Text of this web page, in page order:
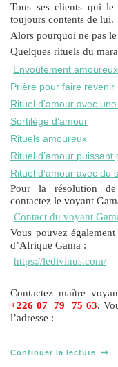
Tous ses clients qui
toujours contents de lui.
Alors pourquoi ne pas
Quelques rituels du
Envoûtement amoureux
Prière pour faire revenir
Rituel d’amour avec
Sortilège d’amour
Rituels amoureux
Rituel d’amour puissant
Rituel d’amour avec du
Pour la résolution de
contactez le voyant
Contact du voyant
Vous pouvez
d’Afrique Gama :
https://ledivinus.com/
Contactez maître
+226 07 79 75 63.
l’adresse :
Continuer la lecture